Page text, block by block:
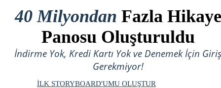
40 Milyondan Fazla Hikaye
Panosu Oluşturuldu
İndirme Yok, Kredi Kartı Yok ve Denemek İçin Giriş
Gerekmiyor!
İLK STORYBOARD'UMU OLUŞTUR